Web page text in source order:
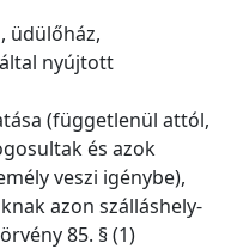
üdülőház,
nyújtott
(függetlenül attól,
és azok
veszi igénybe),
azon szálláshely-
85. § (1)